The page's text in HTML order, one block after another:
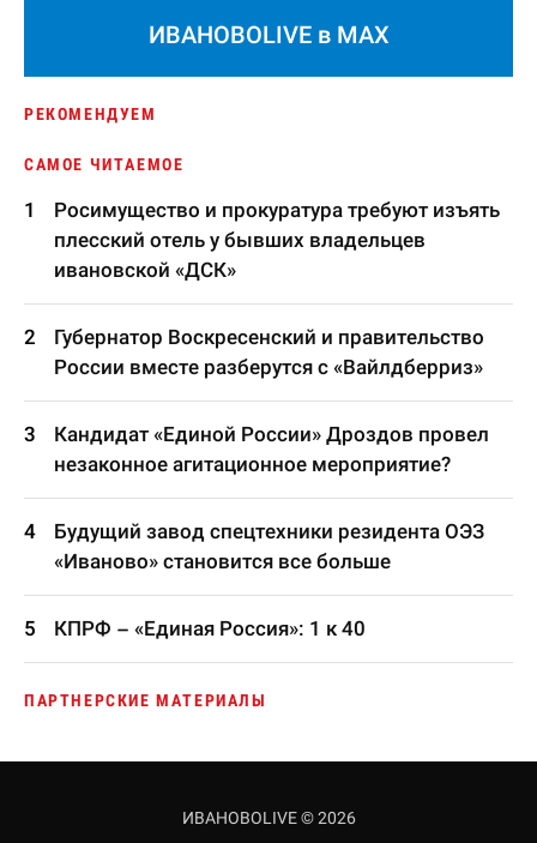
ИВАНОВОLIVE в MAX
РЕКОМЕНДУЕМ
САМОЕ ЧИТАЕМОЕ
Росимущество и прокуратура требуют изъять
плесский отель у бывших владельцев
ивановской «ДСК»
Губернатор Воскресенский и правительство
России вместе разберутся с «Вайлдберриз»
Кандидат «Единой России» Дроздов провел
незаконное агитационное мероприятие?
Будущий завод спецтехники резидента ОЭЗ
«Иваново» становится все больше
КПРФ – «Единая Россия»: 1 к 40
ПАРТНЕРСКИЕ МАТЕРИАЛЫ
ИВАНОВОLIVE © 2026